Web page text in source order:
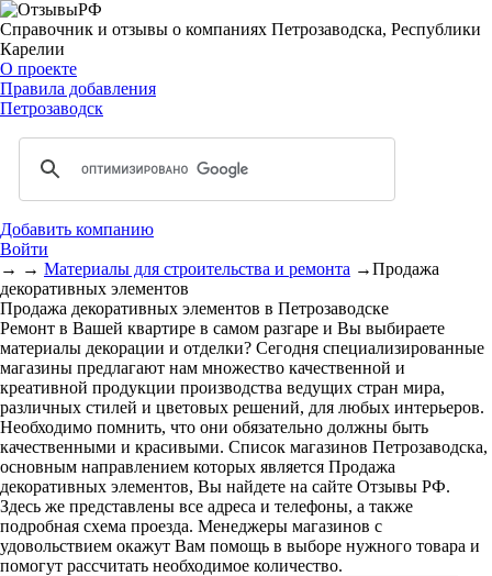
Справочник и отзывы о компаниях Петрозаводска, Республики
Карелии
О проекте
Правила добавления
Петрозаводск
Добавить компанию
Войти
→ → Материалы для строительства и ремонта →Продажа
декоративных элементов
Продажа декоративных элементов в Петрозаводске
Ремонт в Вашей квартире в самом разгаре и Вы выбираете
материалы декорации и отделки? Сегодня специализированные
магазины предлагают нам множество качественной и
креативной продукции производства ведущих стран мира,
различных стилей и цветовых решений, для любых интерьеров.
Необходимо помнить, что они обязательно должны быть
качественными и красивыми. Список магазинов Петрозаводска,
основным направлением которых является Продажа
декоративных элементов, Вы найдете на сайте Отзывы РФ.
Здесь же представлены все адреса и телефоны, а также
подробная схема проезда. Менеджеры магазинов с
удовольствием окажут Вам помощь в выборе нужного товара и
помогут рассчитать необходимое количество.